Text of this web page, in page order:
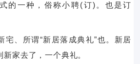
的一种，俗称小聘(订)。也是订
宅、所谓“新居落成典礼”也。新居
家去了，一个典礼。